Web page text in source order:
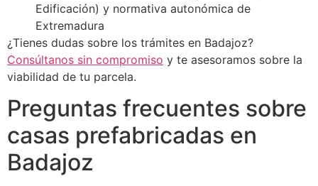
Edificación) y normativa autonómica de
Extremadura
¿Tienes dudas sobre los trámites en Badajoz?
Consúltanos sin compromiso y te asesoramos sobre la
viabilidad de tu parcela.
Preguntas frecuentes sobre
casas prefabricadas en
Badajoz